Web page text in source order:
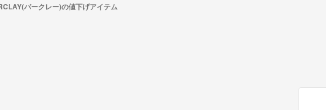
バークレー)の値下げアイテム